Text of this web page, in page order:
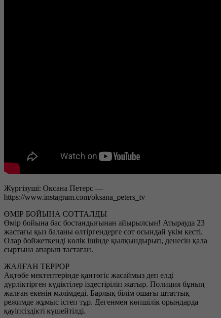
Жүргізуші: Оксана Петерс —
https://www.instagram.com/oksana_peters_tv
ӨМІР БОЙЫНА СОТТАЛДЫ
Өмір бойына бас бостандығынан айырылсын! Атырауда 23
жастағы қыз баланы өлтіргендерге сот осындай үкім кесті.
Олар бойжеткенді көлік ішінде қылқындырып, денесін қала
сыртына апарып тастаған.
ЖАЛҒАН ТЕРРОР
Ақтөбе мектептерінде қантөгіс жасаймыз деп елді
дүрліктірген күдіктілер іздестіріліп жатыр. Полиция бұның
жалған екенін мәлімдеді. Барлық білім ошағы штаттық
режимде жұмыс істеп тұр. Дегенмен көпшілік орындарда
қауіпсіздікті күшейтілді.